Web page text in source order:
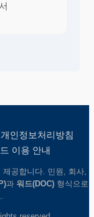
개인정보처리방침
이용 안내
제공합니다. 민원, 회사,
과 워드(DOC) 형식으로